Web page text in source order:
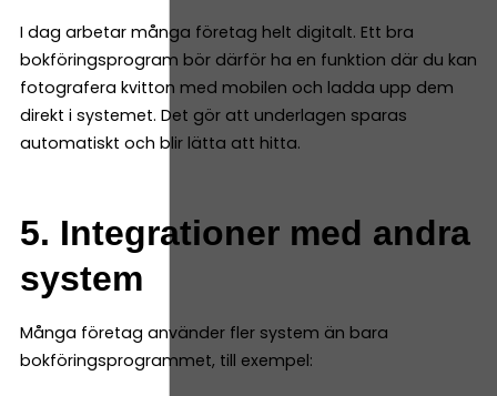
I dag arbetar många företag helt digitalt. Ett bra
bokföringsprogram bör därför ha en funktion där du kan
fotografera kvitton med mobilen och ladda upp dem
direkt i systemet. Det gör att underlagen sparas
automatiskt och blir lätta att hitta.
5. Integrationer med andra
system
Många företag använder fler system än bara
bokföringsprogrammet, till exempel: